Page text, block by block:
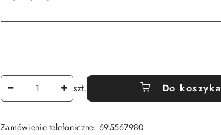
Ilość szt. Do koszyka
Zamówienie telefoniczne: 695567980